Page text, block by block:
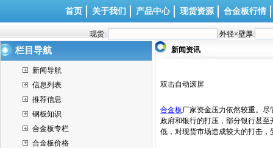
首页 关于我们 产品中心 现货资源 合金板行情
现货: 外径×壁厚:
栏目导航
新闻导航
信息列表
推荐信息
钢板知识
合金板专栏
合金板价格
新闻资讯
双击自动滚屏
合金板厂家资金压力依然较重。
政府和银行的打压，部分银行甚
低，对现货市场造成较大的打击